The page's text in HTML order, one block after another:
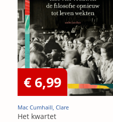
€ 6,99
Mac Cumhaill, Clare
Het kwartet